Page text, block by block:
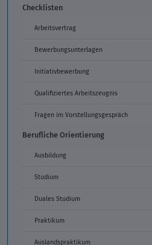
Checklisten
Arbeitsvertrag
Bewerbungsunterlagen
Initiativbewerbung
Qualifiziertes Arbeitszeugnis
Fragen im Vorstellungsgespräch
Berufliche Orientierung
Ausbildung
Studium
Duales Studium
Praktikum
Auslandspraktikum